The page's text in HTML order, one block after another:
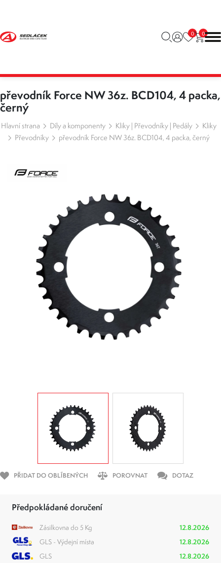
0 0
převodník Force NW 36z. BCD104, 4 packa,
černý
Hlavní strana Díly a komponenty Kliky | Převodníky | Pedály
Kliky
Převodníky
převodník Force NW 36z. BCD104, 4 packa, černý
PŘIDAT DO OBLÍBENÝCH POROVNAT DOTAZ
Předpokládané doručení
Zásilkovna do 5 Kg
12.8.2026
GLS - Výdejní místa
12.8.2026
GLS
12.8.2026